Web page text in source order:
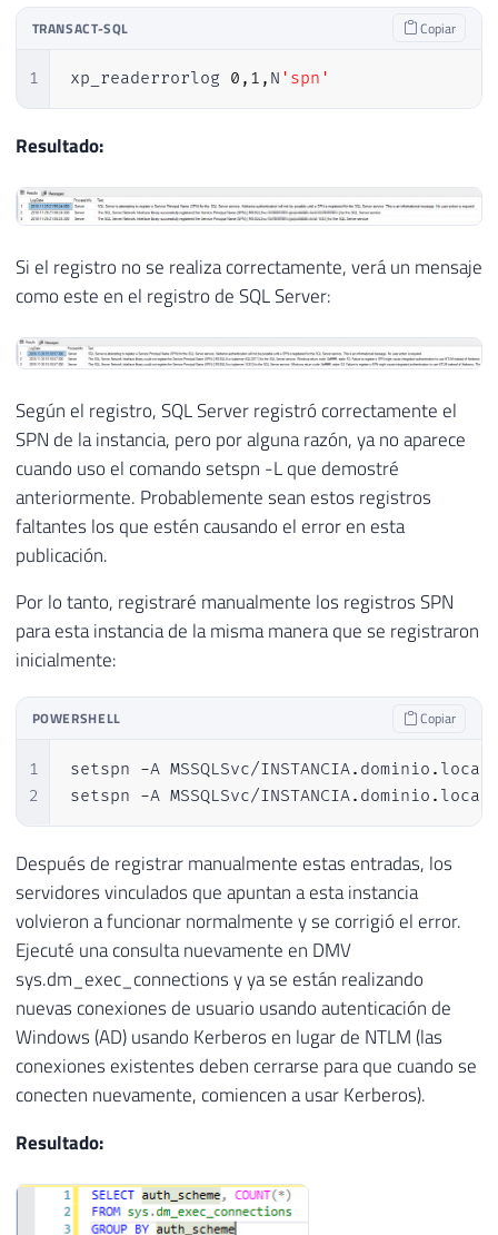
TRANSACT-SQL Copiar
1 xp_readerrorlog 0 , 1 , N 'spn'
Resultado:
Si el registro no se realiza correctamente, verá un mensaje
como este en el registro de SQL Server:
Según el registro, SQL Server registró correctamente el
SPN de la instancia, pero por alguna razón, ya no aparece
cuando uso el comando setspn -L que demostré
anteriormente. Probablemente sean estos registros
faltantes los que estén causando el error en esta
publicación.
Por lo tanto, registraré manualmente los registros SPN
para esta instancia de la misma manera que se registraron
inicialmente:
POWERSHELL Copiar
1
2
setspn -A MSSQLSvc/INSTANCIA. dominio .
setspn -A MSSQLSvc/INSTANCIA. dominio .
Después de registrar manualmente estas entradas, los
servidores vinculados que apuntan a esta instancia
volvieron a funcionar normalmente y se corrigió el error.
Ejecuté una consulta nuevamente en DMV
sys.dm_exec_connections y ya se están realizando
nuevas conexiones de usuario usando autenticación de
Windows (AD) usando Kerberos en lugar de NTLM (las
conexiones existentes deben cerrarse para que cuando se
conecten nuevamente, comiencen a usar Kerberos).
Resultado: